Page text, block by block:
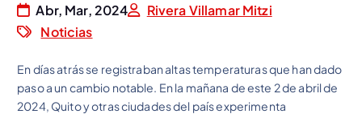
Abr, Mar, 2024
Rivera Villamar Mitzi
Noticias
En días atrás se registraban altas temperaturas que han dado
paso a un cambio notable. En la mañana de este 2 de abril de
2024, Quito y otras ciudades del país experimenta